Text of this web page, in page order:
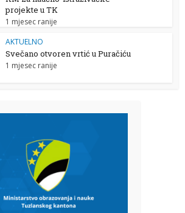
projekte u TK
1 mjesec ranije
AKTUELNO
Svečano otvoren vrtić u Puračiću
1 mjesec ranije